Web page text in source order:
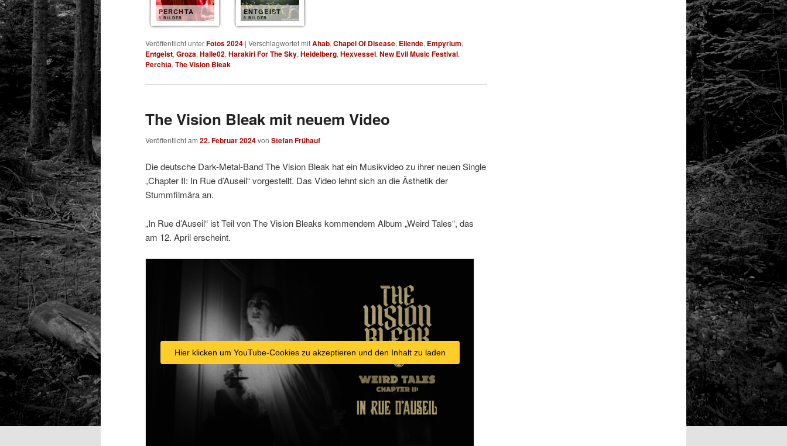
PERCHTA
8 BILDER
ENTGEIST
8 BILDER
Veröffentlicht unterFotos 2024 | Verschlagwortet mitAhab, Chapel Of Disease, Ellende, Empyrium,
Entgeist, Groza, Halle02, Harakiri For The Sky, Heidelberg, Hexvessel, New Evil Music Festival,
Perchta, The Vision Bleak
The Vision Bleak mit neuem Video
Veröffentlicht am 22. Februar 2024von Stefan Frühauf
Die deutsche Dark-Metal-Band The Vision Bleak hat ein Musikvideo zu ihrer neuen Single
„Chapter II: In Rue d’Auseil“ vorgestellt. Das Video lehnt sich an die Ästhetik der
Stummfilmära an.
„In Rue d’Auseil“ ist Teil von The Vision Bleaks kommendem Album „Weird Tales“, das
am 12. April erscheint.
Hier klicken um YouTube-Cookies zu akzeptieren und den Inhalt zu laden